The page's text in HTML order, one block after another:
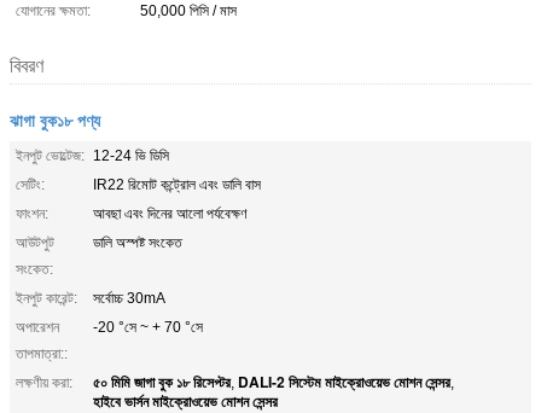
যোগানের ক্ষমতা:
50,000 পিসি / মাস
বিবরণ
ঝাগা বুক১৮ পণ্য
ইনপুট ভোল্টেজ: 12-24 ভি ডিসি
সেটিং:
IR22 রিমোট কন্ট্রোল এবং ডালি বাস
ফাংশন:
আবছা এবং দিনের আলো পর্যবেক্ষণ
আউটপুট
সংকেত:
ডালি অস্পষ্ট সংকেত
ইনপুট কারেন্ট:
সর্বোচ্চ 30mA
অপারেশন
তাপমাত্রা::
-20 °সে ~ + 70 °সে
লক্ষণীয় করা: ৫০ মিমি জাগা বুক ১৮ রিসেপ্টর, DALI-2 সিস্টেম মাইক্রোওয়েভ মোশন সেন্সর,
হাইবে ভার্সন মাইক্রোওয়েভ মোশন সেন্সর